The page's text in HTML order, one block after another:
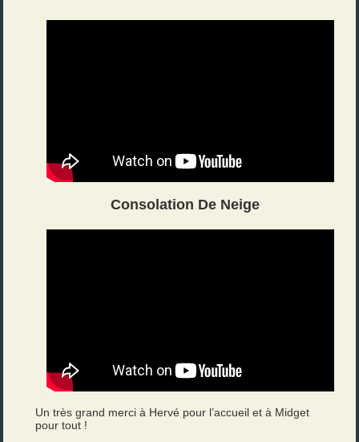
Consolation De Neige
Un très grand merci à Hervé pour l’accueil et à Midget
pour tout !